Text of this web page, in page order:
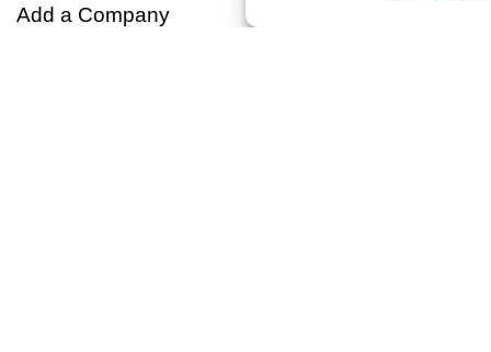
Add a Company